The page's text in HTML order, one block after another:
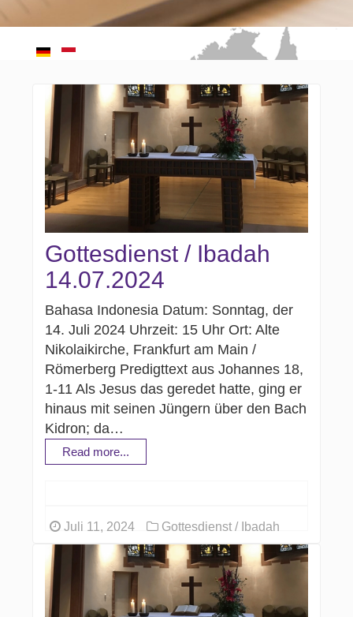
Gottesdienst / Ibadah
14.07.2024
Bahasa Indonesia Datum: Sonntag, der
14. Juli 2024 Uhrzeit: 15 Uhr Ort: Alte
Nikolaikirche, Frankfurt am Main /
Römerberg Predigttext aus Johannes 18,
1-11 Als Jesus das geredet hatte, ging er
hinaus mit seinen Jüngern über den Bach
Kidron; da…
Read more...
Juli 11, 2024 Gottesdienst / Ibadah